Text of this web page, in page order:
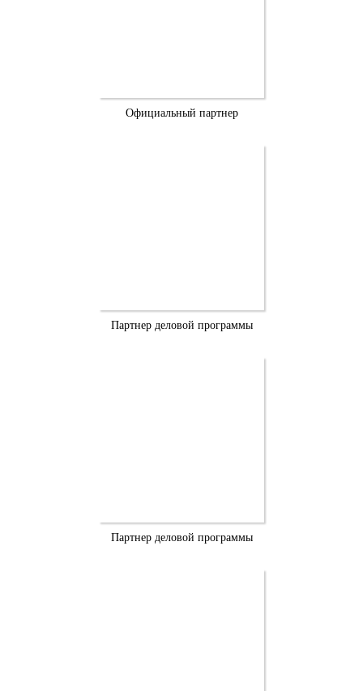
Официальный партнер
Партнер деловой программы
Партнер деловой программы